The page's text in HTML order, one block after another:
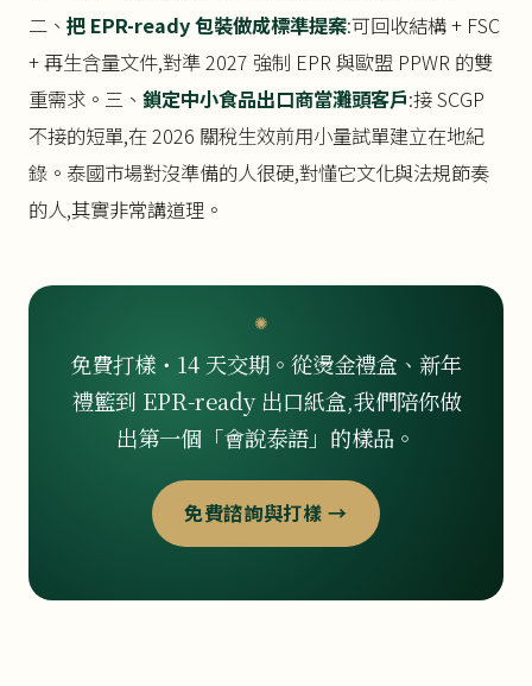
二、 把 EPR-ready 包裝做成標準提案:可回收結構 + FSC
+ 再生含量文件,對準 2027 強制 EPR 與歐盟 PPWR 的雙
重需求。三、 鎖定中小食品出口商當灘頭客戶:接 SCGP
不接的短單,在 2026 關稅生效前用小量試單建立在地紀
錄。泰國市場對沒準備的人很硬,對懂它文化與法規節奏
的人,其實非常講道理。
免費打樣・14 天交期。從燙金禮盒、新年
禮籃到 EPR-ready 出口紙盒,我們陪你做
出第一個「會說泰語」的樣品。
免費諮詢與打樣 →